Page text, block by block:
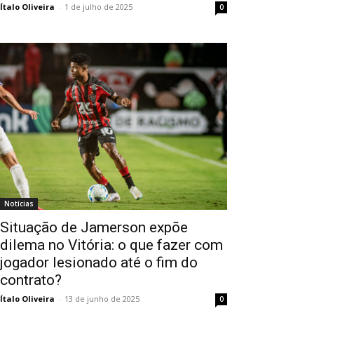
Ítalo Oliveira - 1 de julho de 2025 0
Notícias
Situação de Jamerson expõe
dilema no Vitória: o que fazer com
jogador lesionado até o fim do
contrato?
Ítalo Oliveira - 13 de junho de 2025 0